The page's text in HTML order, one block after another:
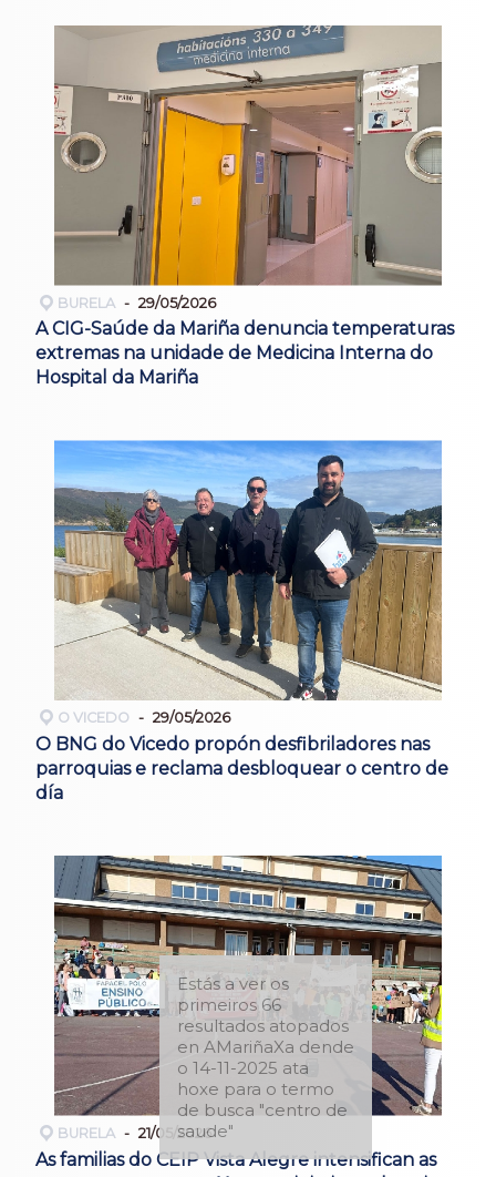
BURELA 29/05/2026
A CIG-Saúde da Mariña denuncia temperaturas
extremas na unidade de Medicina Interna do
Hospital da Mariña
O VICEDO 29/05/2026
O BNG do Vicedo propón desfibriladores nas
parroquias e reclama desbloquear o centro de
día
BURELA 21/05/2026
As familias do CEIP Vista Alegre intensifican as
Estás a ver os
primeiros 66
resultados atopados
en AMariñaXa dende
o 14-11-2025 ata
hoxe para o termo
de busca "centro de
saude"